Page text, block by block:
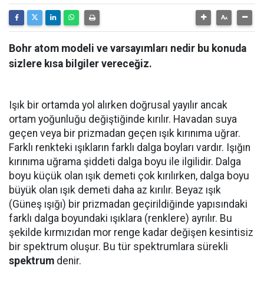
Bohr atom modeli ve varsayımları nedir bu konuda
sizlere kısa bilgiler vereceğiz.
Işık bir ortamda yol alırken doğrusal yayılır ancak
ortam yoğunluğu değiştiğinde kırılır. Havadan suya
geçen veya bir prizmadan geçen ışık kırınıma uğrar.
Farklı renkteki ışıkların farklı dalga boyları vardır. Işığın
kırınıma uğrama şiddeti dalga boyu ile ilgilidir. Dalga
boyu küçük olan ışık demeti çok kırılırken, dalga boyu
büyük olan ışık demeti daha az kırılır. Beyaz ışık
(Güneş ışığı) bir prizmadan geçirildiğinde yapısındaki
farklı dalga boyundaki ışıklara (renklere) ayrılır. Bu
şekilde kırmızıdan mor renge kadar değişen kesintisiz
bir spektrum oluşur. Bu tür spektrumlara sürekli
spektrum denir.